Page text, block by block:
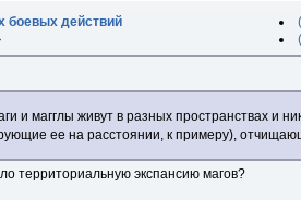
боевых действий
и магглы живут в разных пространствах
ее на расстоянии, к примеру),
территориальную экспансию магов?